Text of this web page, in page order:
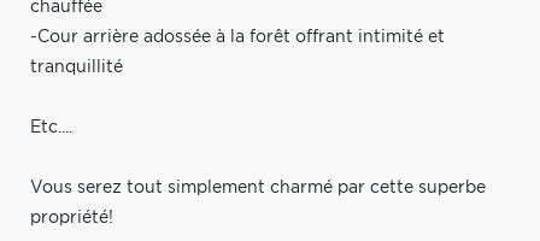
chauffée
-Cour arrière adossée à la forêt offrant intimité et
tranquillité
Etc....
Vous serez tout simplement charmé par cette superbe
propriété!